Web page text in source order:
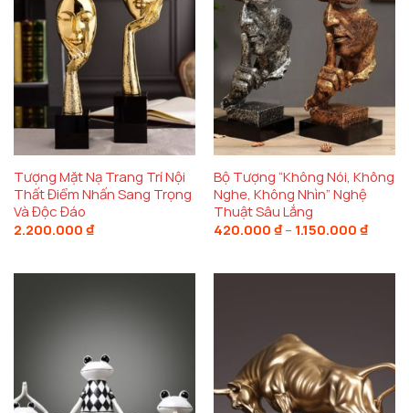
Tượng Mặt Nạ Trang Trí Nội
Thất Điểm Nhấn Sang Trọng
Và Độc Đáo
2.200.000 ₫
Bộ Tượng “Không Nói, Không
Nghe, Không Nhìn” Nghệ
Thuật Sâu Lắng
420.000 ₫ – 1.150.000 ₫